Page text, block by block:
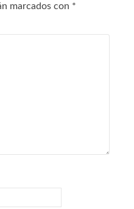
marcados con *